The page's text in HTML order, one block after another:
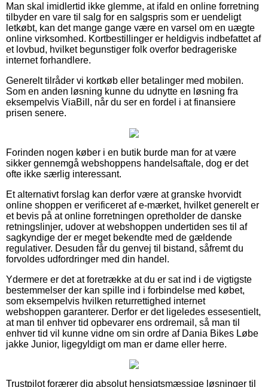
Man skal imidlertid ikke glemme, at ifald en online forretning
tilbyder en vare til salg for en salgspris som er uendeligt
letkøbt, kan det mange gange være en varsel om en uægte
online virksomhed. Kortbestillinger er heldigvis indbefattet af
et lovbud, hvilket begunstiger folk overfor bedrageriske
internet forhandlere.
Generelt tilråder vi kortkøb eller betalinger med mobilen.
Som en anden løsning kunne du udnytte en løsning fra
eksempelvis ViaBill, når du ser en fordel i at finansiere
prisen senere.
Forinden nogen køber i en butik burde man for at være
sikker gennemgå webshoppens handelsaftale, dog er det
ofte ikke særlig interessant.
Et alternativt forslag kan derfor være at granske hvorvidt
online shoppen er verificeret af e-mærket, hvilket generelt er
et bevis på at online forretningen opretholder de danske
retningslinjer, udover at webshoppen undertiden ses til af
sagkyndige der er meget bekendte med de gældende
regulativer. Desuden får du genvej til bistand, såfremt du
forvoldes udfordringer med din handel.
Ydermere er det at foretrække at du er sat ind i de vigtigste
bestemmelser der kan spille ind i forbindelse med købet,
som eksempelvis hvilken returrettighed internet
webshoppen garanterer. Derfor er det ligeledes essesentielt,
at man til enhver tid opbevarer ens ordremail, så man til
enhver tid vil kunne vidne om sin ordre af Dania Bikes Løbe
jakke Junior, ligegyldigt om man er dame eller herre.
Trustpilot forærer dig absolut hensigtsmæssige løsninger til